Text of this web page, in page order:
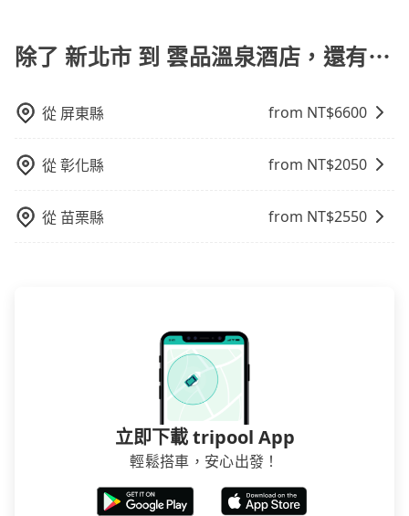
就顯得非常不便。
10人以上巴士，請來信洽詢。
地區、價位、人數、特殊需求來搜尋適合的旅店與房
型，更重要的是通常價格是官網的6~8折，如果又有加入
饋或未來換取免費的住房。台灣人常用的線上訂房平台
Expedia.com、Trip.com等。正常來說，線上刷卡付款
完後預定就完成，事先不用電話確認空房，事後也不用
告知付款完畢，一切都能在網路上操作。但有些較冷門
或規模較小的飯店，有可能再多平台同時上架而發生超
得便宜，但缺點就是多數要匯款並再人工確認。假如不
介意多花一點錢省下這些瑣碎的事，台灣本土的AsiaYo
或者國際Airbnb都值得推薦。
除了 新北市 到 雲品溫泉酒店，還有⋯
從 屏東縣 from NT$6600
從彰化縣 from NT$2050
從 苗栗縣 from NT$2550
立即下載 tripool App
輕鬆搭車，安心出發！